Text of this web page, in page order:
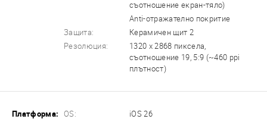
съотношение екран-тяло)
Anti-отражателно покритие
Защита:
Керамичен щит 2
Резолюция:
1320 x 2868 пиксела,
съотношение 19, 5:9 (~460 ppi
плътност)
Платформа: OS:
iOS 26